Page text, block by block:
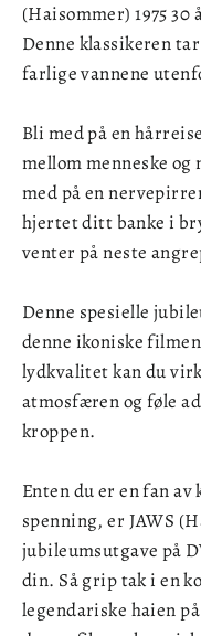
(Haisommer) 1975
Denne klassikeren
farlige vannene
Bli med på en
mellom menneske
med på en
hjertet ditt banke i
venter på neste
Denne spesielle
denne ikoniske
lydkvalitet kan du
atmosfæren og føle
kroppen.
Enten du er en fan
spenning, er JAWS
jubileumsutgave på
din. Så grip tak i en
legendariske haien